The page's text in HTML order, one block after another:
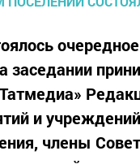
заседании
и
члены